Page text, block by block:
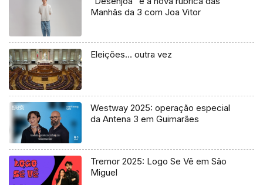
Manhãs da 3 com Joa Vitor
Eleições… outra vez
Westway 2025: operação especial
da Antena 3 em Guimarães
Tremor 2025: Logo Se Vê em São
Miguel